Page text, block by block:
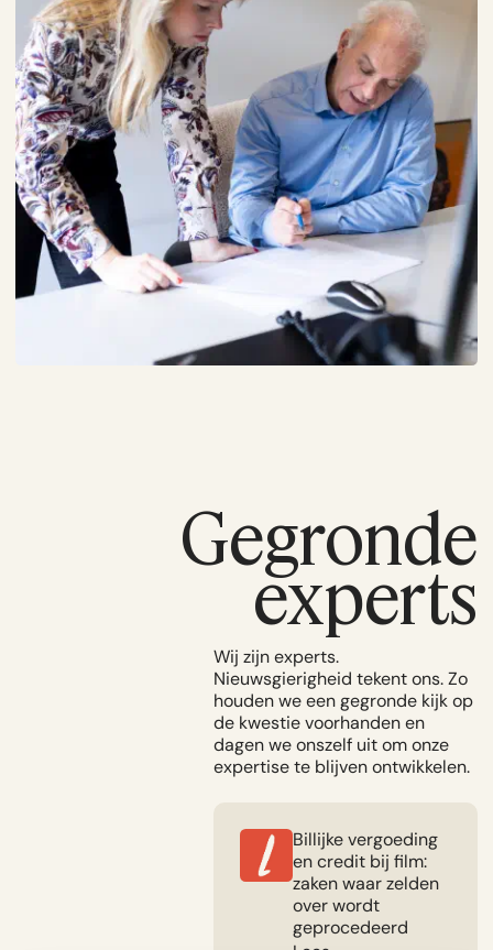
Gegronde
experts
Wij zijn experts.
Nieuwsgierigheid tekent ons. Zo
houden we een gegronde kijk op
de kwestie voorhanden en
dagen we onszelf uit om onze
expertise te blijven ontwikkelen.
Billijke vergoeding
en credit bij film:
zaken waar zelden
over wordt
geprocedeerd